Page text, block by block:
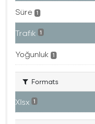
Süre 1
Trafık 1
Yoğunluk 1
Formats
Xlsx 1